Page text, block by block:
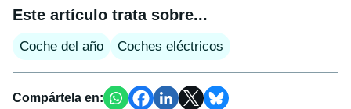
Este artículo trata sobre...
Coche del año Coches eléctricos
Compártela en: